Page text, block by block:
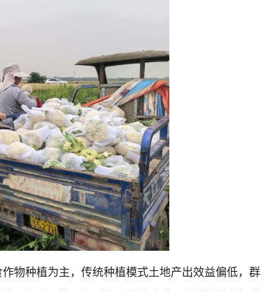
种植为主，传统种植模式土地产出效益偏低，群